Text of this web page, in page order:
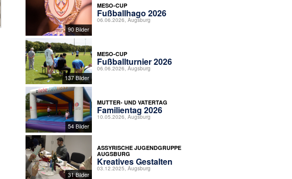
90 Bilder
MESO-CUP
Fußballhago 2026
06.06.2026, Augsburg
137 Bilder
MESO-CUP
Fußballturnier 2026
06.06.2026, Augsburg
54 Bilder
MUTTER- UND VATERTAG
Familientag 2026
10.05.2026, Augsburg
31 Bilder
ASSYRISCHE JUGENDGRUPPE
AUGSBURG
Kreatives Gestalten
03.12.2025, Augsburg